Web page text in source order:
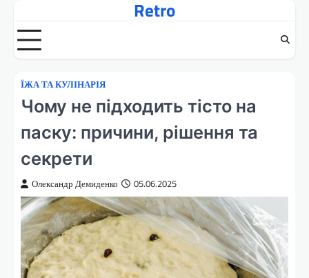
вмісту
Retro
ЇЖА ТА КУЛІНАРІЯ
Чому не підходить тісто на
паску: причини, рішення та
секрети
Олександр Демиденко 05.06.2025